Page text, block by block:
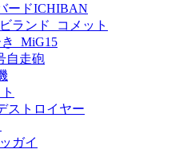
ードICHIBAN
ランド_コメット
_MiG15
自走砲
ストロイヤー
ガイ